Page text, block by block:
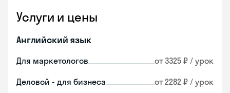
Услуги и цены
Английский язык
Для маркетологов от 3325 ₽ / урок
Деловой - для бизнеса от 2282 ₽ / урок